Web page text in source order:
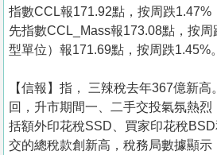
指數CCL報171.92點，按周跌1.47%
先指數CCL_Mass報173.08點，按
型單位）報171.69點，按周跌1.45%。
【信報】指， 三辣稅去年367億新
回，升市期間一、二手交投氣氛熱
括額外印花稅SSD、買家印花稅
交的總稅款創新高，稅務局數據顯